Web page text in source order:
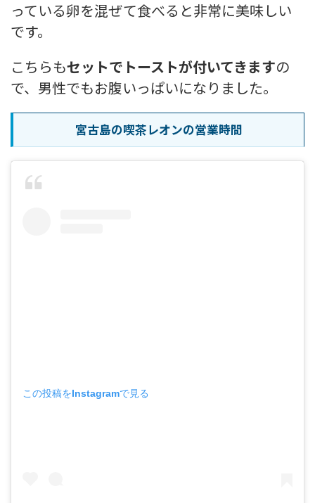
っている卵を混ぜて食べると非常に美味しい
です。
こちらもセットでトーストが付いてきますの
で、男性でもお腹いっぱいになりました。
宮古島の喫茶レオンの営業時間
この投稿をInstagramで見る